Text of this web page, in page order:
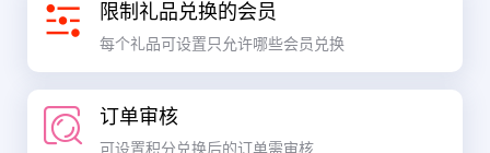
限制礼品兑换的会员
每个礼品可设置只允许哪些会员兑换
订单审核
可设置积分兑换后的订单需审核